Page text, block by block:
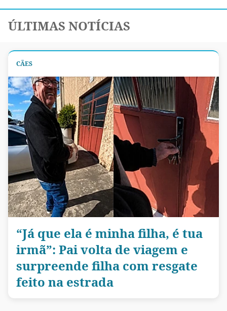
ÚLTIMAS NOTÍCIAS
CÃES
“Já que ela é minha filha, é tua
irmã”: Pai volta de viagem e
surpreende filha com resgate
feito na estrada